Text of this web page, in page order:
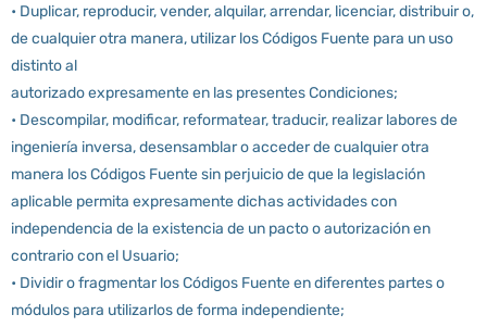
• Duplicar, reproducir, vender, alquilar, arrendar, licenciar, distribuir o,
de cualquier otra manera, utilizar los Códigos Fuente para un uso
distinto al
autorizado expresamente en las presentes Condiciones;
• Descompilar, modificar, reformatear, traducir, realizar labores de
ingeniería inversa, desensamblar o acceder de cualquier otra
manera los Códigos Fuente sin perjuicio de que la legislación
aplicable permita expresamente dichas actividades con
independencia de la existencia de un pacto o autorización en
contrario con el Usuario;
• Dividir o fragmentar los Códigos Fuente en diferentes partes o
módulos para utilizarlos de forma independiente;